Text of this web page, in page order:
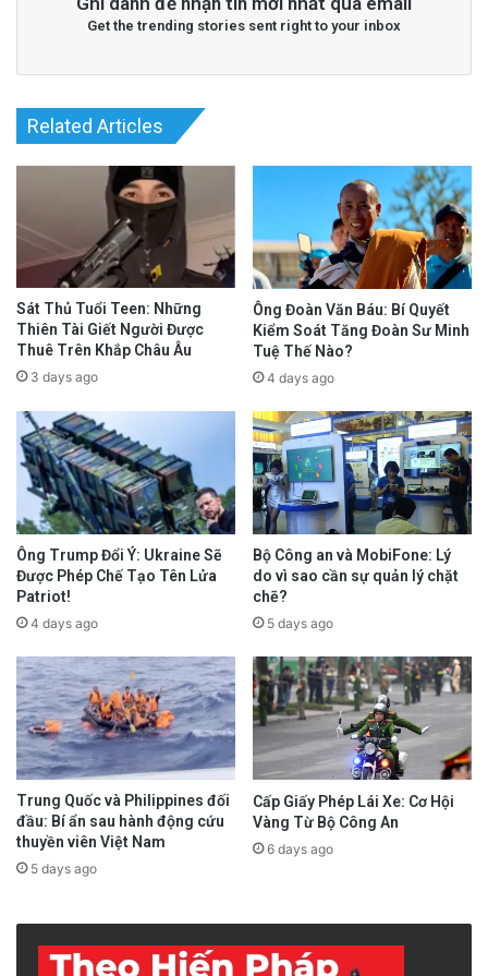
Get the trending stories sent right to your inbox
Related Articles
Sát Thủ Tuổi Teen: Những
Thiên Tài Giết Người Được
Thuê Trên Khắp Châu Âu
3 days ago
Ông Đoàn Văn Báu: Bí Quyết
Kiểm Soát Tăng Đoàn Sư Minh
Tuệ Thế Nào?
4 days ago
Ông Trump Đổi Ý: Ukraine Sẽ
Được Phép Chế Tạo Tên Lửa
Patriot!
4 days ago
Bộ Công an và MobiFone: Lý
do vì sao cần sự quản lý chặt
chẽ?
5 days ago
Trung Quốc và Philippines đối
đầu: Bí ẩn sau hành động cứu
thuyền viên Việt Nam
5 days ago
Cấp Giấy Phép Lái Xe: Cơ Hội
Vàng Từ Bộ Công An
6 days ago